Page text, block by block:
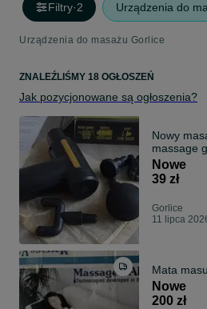
Filtry·2 Urządzenia do
Urządzenia do masażu Gorlice
ZNALEŹLIŚMY 18 OGŁOSZEŃ
Jak pozycjonowane są ogłoszenia?
Nowy
massage
końcówkami
Nowe
39 zł
Gorlice
11 lipca
Mata
Nowe
200 zł